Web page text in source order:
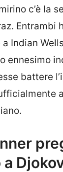
c’è la
Entrambi
Indian
ennesimo
battere